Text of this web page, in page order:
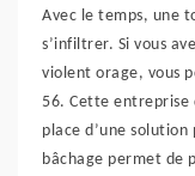
Avec le temps, une
s’infiltrer. Si vous
violent orage, vous
56. Cette entreprise
place d’une
bâchage permet de